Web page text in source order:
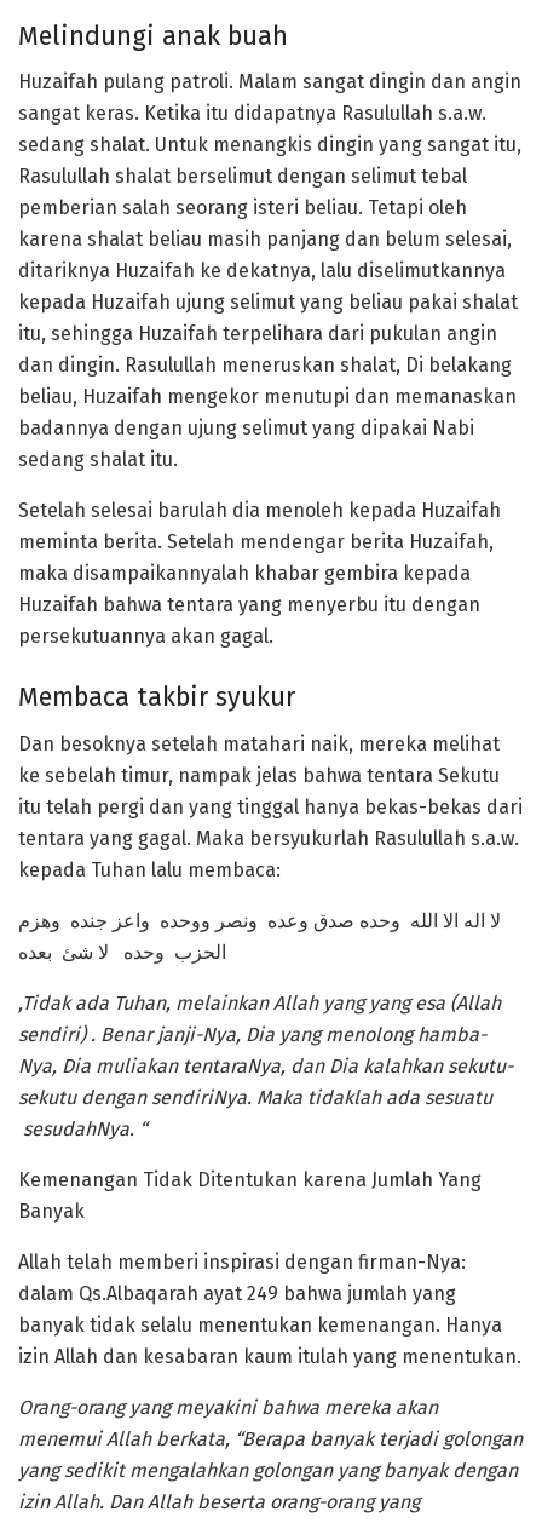
Melindungi anak buah
Huzaifah pulang patroli. Malam sangat dingin dan angin
sangat keras. Ketika itu didapatnya Rasulullah s.a.w.
sedang shalat. Untuk menangkis dingin yang sangat itu,
Rasulullah shalat berselimut dengan selimut tebal
pemberian salah seorang isteri beliau. Tetapi oleh
karena shalat beliau masih panjang dan belum selesai,
ditariknya Huzaifah ke dekatnya, lalu diselimutkannya
kepada Huzaifah ujung selimut yang beliau pakai shalat
itu, sehingga Huzaifah terpelihara dari pukulan angin
dan dingin. Rasulullah meneruskan shalat, Di belakang
beliau, Huzaifah mengekor menutupi dan memanaskan
badannya dengan ujung selimut yang dipakai Nabi
sedang shalat itu.
Setelah selesai barulah dia menoleh kepada Huzaifah
meminta berita. Setelah mendengar berita Huzaifah,
maka disampaikannyalah khabar gembira kepada
Huzaifah bahwa tentara yang menyerbu itu dengan
persekutuannya akan gagal.
Membaca takbir syukur
Dan besoknya setelah matahari naik, mereka melihat
ke sebelah timur, nampak jelas bahwa tentara Sekutu
itu telah pergi dan yang tinggal hanya bekas-bekas dari
tentara yang gagal. Maka bersyukurlah Rasulullah s.a.w.
kepada Tuhan lalu membaca:
لا اله الا الله وحده صدق وعده ونصر ووحده واعز جنده وهزم
الحزب وحده لا شئ بعده
,Tidak ada Tuhan, melainkan Allah yang yang esa (Allah
sendiri) . Benar janji-Nya, Dia yang menolong hamba-
Nya, Dia muliakan tentaraNya, dan Dia kalahkan sekutu-
sekutu dengan sendiriNya. Maka tidaklah ada sesuatu
sesudahNya. “
Kemenangan Tidak Ditentukan karena Jumlah Yang
Banyak
Allah telah memberi inspirasi dengan firman-Nya:
dalam Qs.Albaqarah ayat 249 bahwa jumlah yang
banyak tidak selalu menentukan kemenangan. Hanya
izin Allah dan kesabaran kaum itulah yang menentukan.
Orang-orang yang meyakini bahwa mereka akan
menemui Allah berkata, “Berapa banyak terjadi golongan
yang sedikit mengalahkan golongan yang banyak dengan
izin Allah. Dan Allah beserta orang-orang yang